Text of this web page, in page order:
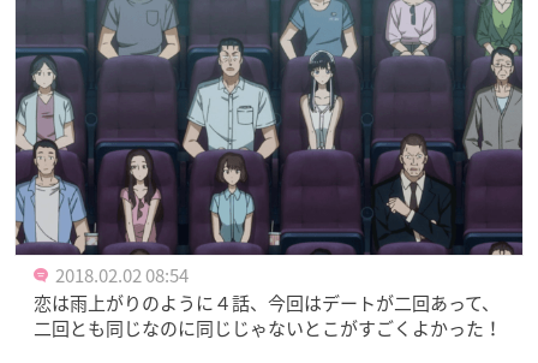
2018.02.02 08:54
恋は雨上がりのように４話、今回はデートが二回あって、
二回とも同じなのに同じじゃないとこがすごくよかった！